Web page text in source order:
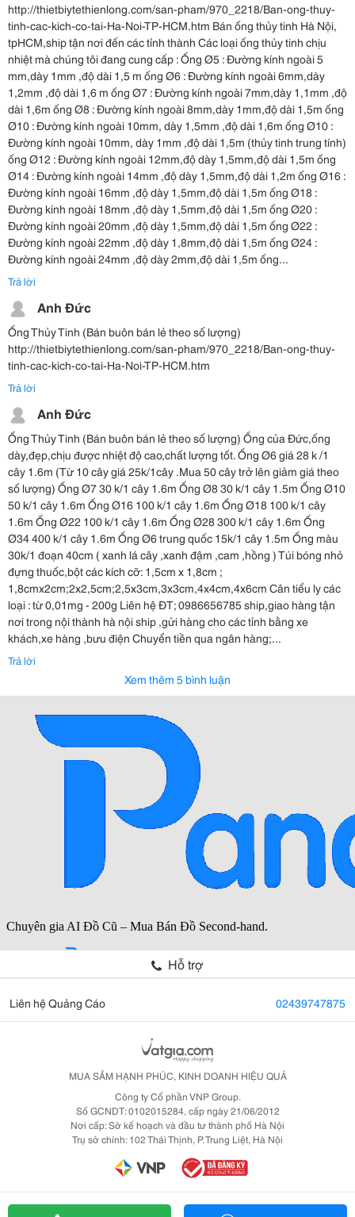
http://thietbiytethienlong.com/san-pham/970_2218/Ban-ong-thuy-
tinh-cac-kich-co-tai-Ha-Noi-TP-HCM.htm Bán ống thủy tinh Hà Nội,
tpHCM,ship tận nơi đến các tỉnh thành Các loại ống thủy tinh chịu
nhiệt mà chúng tôi đang cung cấp : Ống Ø5 : Đường kính ngoài 5
mm,dày 1mm ,độ dài 1,5 m ống Ø6 : Đường kính ngoài 6mm,dày
1,2mm ,độ dài 1,6 m ống Ø7 : Đường kính ngoài 7mm,dày 1,1mm ,độ
dài 1,6m ống Ø8 : Đường kính ngoài 8mm,dày 1mm,độ dài 1,5m ống
Ø10 : Đường kính ngoài 10mm, dày 1,5mm ,độ dài 1,6m ống Ø10 :
Đường kính ngoài 10mm, dày 1mm ,độ dài 1,5m (thủy tinh trung tính)
ống Ø12 : Đường kính ngoài 12mm,độ dày 1,5mm,độ dài 1,5m ống
Ø14 : Đường kính ngoài 14mm ,độ dày 1,5mm,độ dài 1,2m ống Ø16 :
Đường kính ngoài 16mm ,độ dày 1,5mm,độ dài 1,5m ống Ø18 :
Đường kính ngoài 18mm ,độ dày 1,5mm,độ dài 1,5m ống Ø20 :
Đường kính ngoài 20mm ,độ dày 1,5mm,độ dài 1,5m ống Ø22 :
Đường kính ngoài 22mm ,độ dày 1,8mm,độ dài 1,5m ống Ø24 :
Đường kính ngoài 24mm ,độ dày 2mm,độ dài 1,5m ống...
Trả lời
Anh Đức
Ống Thủy Tinh (Bán buôn bán lẻ theo số lượng)
http://thietbiytethienlong.com/san-pham/970_2218/Ban-ong-thuy-
tinh-cac-kich-co-tai-Ha-Noi-TP-HCM.htm
Trả lời
Anh Đức
Ống Thủy Tinh (Bán buôn bán lẻ theo số lượng) Ống của Đức,ống
dày,đẹp,chịu được nhiệt độ cao,chất lượng tốt. Ống Ø6 giá 28 k /1
cây 1.6m (Từ 10 cây giá 25k/1cây .Mua 50 cây trở lên giảm giá theo
số lượng) Ống Ø7 30 k/1 cây 1.6m Ống Ø8 30 k/1 cây 1.5m Ống Ø10
50 k/1 cây 1.6m Ống Ø16 100 k/1 cây 1.6m Ống Ø18 100 k/1 cây
1.6m Ống Ø22 100 k/1 cây 1.6m Ống Ø28 300 k/1 cây 1.6m Ống
Ø34 400 k/1 cây 1.6m Ống Ø6 trung quốc 15k/1 cây 1.5m Ống màu
30k/1 đoạn 40cm ( xanh lá cây ,xanh đậm ,cam ,hồng ) Túi bóng nhỏ
đựng thuốc,bột các kích cỡ: 1,5cm x 1,8cm ;
1,8cmx2cm;2x2,5cm;2,5x3cm,3x3cm,4x4cm,4x6cm Cân tiểu ly các
loại : từ 0,01mg - 200g Liên hệ ĐT; 0986656785 ship,giao hàng tận
nơi trong nội thành hà nội ship ,gửi hàng cho các tỉnh bằng xe
khách,xe hàng ,bưu điện Chuyển tiền qua ngân hàng;...
Trả lời
Xem thêm 5 bình luận
Hỗ trợ
Liên hệ Quảng Cáo 02439747875
MUA SẮM HẠNH PHÚC, KINH DOANH HIỆU QUẢ
Công ty Cổ phần VNP Group.
Số GCNDT: 0102015284, cấp ngày 21/06/2012
Nơi cấp: Sở kế hoạch và đầu tư thành phố Hà Nội
Trụ sở chính: 102 Thái Thịnh, P. Trung Liệt, Hà Nội